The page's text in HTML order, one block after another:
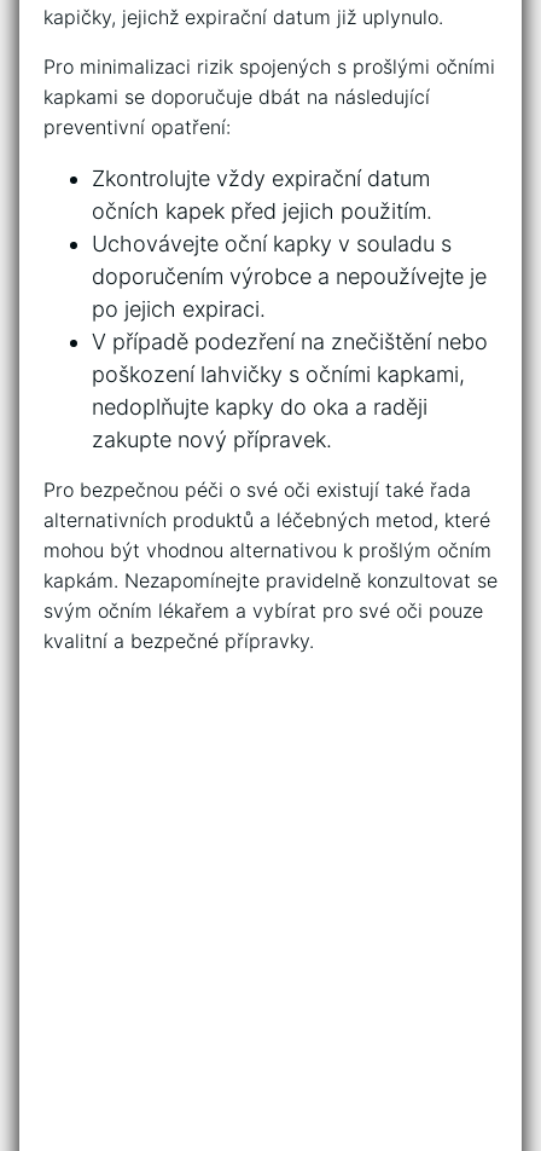
kapičky, jejichž expirační datum již uplynulo.
Pro minimalizaci rizik spojených s prošlými očními
kapkami se doporučuje dbát‍ na následující ​
preventivní opatření:
Zkontrolujte vždy expirační datum
očních kapek před jejich ​použitím.
Uchovávejte oční kapky v ‍souladu s⁢
doporučením výrobce a ​nepoužívejte je
po jejich expiraci.
V případě podezření na znečištění nebo
poškození lahvičky s očními kapkami,
nedoplňujte kapky do ​oka a​ raději
zakupte nový‌ přípravek.
Pro⁢ bezpečnou péči o své oči ‌existují také řada
alternativních produktů a léčebných metod,‍ které
mohou být vhodnou alternativou k prošlým očním
kapkám. Nezapomínejte pravidelně konzultovat se
svým očním lékařem a ‌vybírat pro své oči pouze
kvalitní⁤ a bezpečné přípravky.